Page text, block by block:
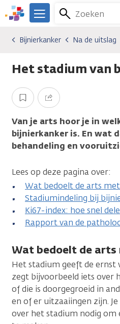
Overslaan
en
gaan
We
er
je.
Zoeken
Menu
Kankersoorten
Bijnierkanker
Na de uitslag
Bijnierkanker Na de uitslag
Het stadium van
Opslaan Delen
Van je arts hoor je in
bijnierkanker is. En wat
behandeling en
Lees op deze pagina over:
Wat bedoelt de arts met
Stadiumindeling bij
Ki67-index: hoe snel
Rapport van de
Wat bedoelt de arts
Het stadium geeft de ernst
zegt bijvoorbeeld iets over
of die is doorgegroeid in
en of er uitzaaiingen zijn.
over het stadium nodig om